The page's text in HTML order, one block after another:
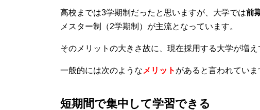
高校までは3学期制だったと思いますが、大学では前
メスター制（2学期制）が主流となっています。
そのメリットの大きさ故に、 現在採用する大学が増え
一般的には次のようなメリット があると言われていま
短期間で集中して学習できる